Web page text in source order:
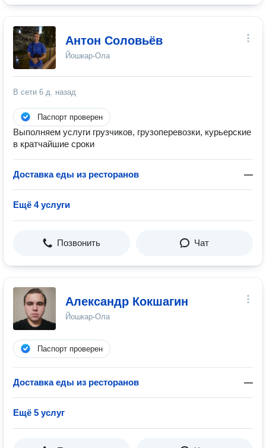
Антон Соловьёв
Йошкар-Ола
В сети 6 д. назад
Паспорт проверен
Выполняем услуги грузчиков, грузоперевозки, курьерские
в кратчайшие сроки
Доставка еды из ресторанов —
Ещё 4 услуги
Позвонить Чат
Александр Кокшагин
Йошкар-Ола
Паспорт проверен
Доставка еды из ресторанов —
Ещё 5 услуг